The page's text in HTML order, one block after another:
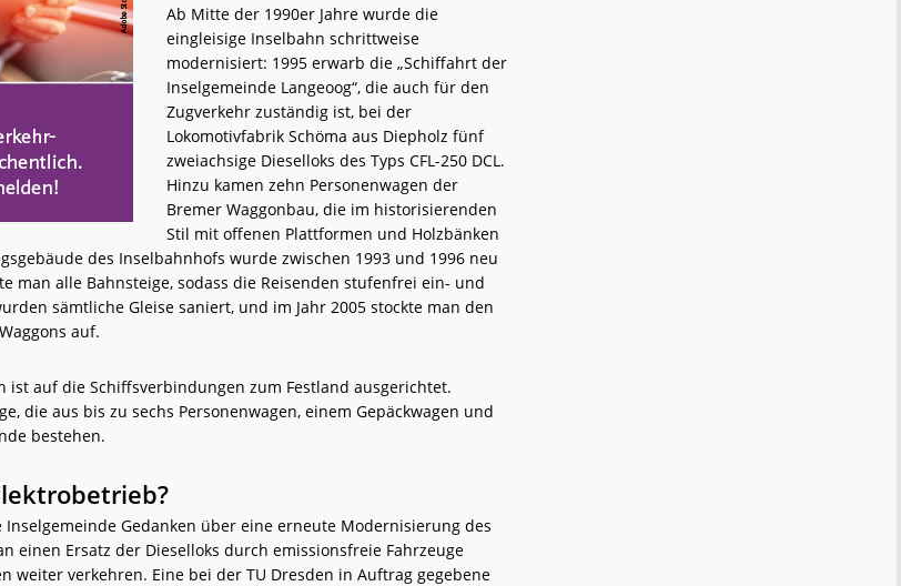
Ab Mitte der 1990er Jahre wurde die
eingleisige Inselbahn schrittweise
modernisiert: 1995 erwarb die „Schiffahrt der
Inselgemeinde Langeoog“, die auch für den
Zugverkehr zuständig ist, bei der
Lokomotivfabrik Schöma aus Diepholz fünf
zweiachsige Dieselloks des Typs CFL-250 DCL.
Hinzu kamen zehn Personenwagen der
Bremer Waggonbau, die im historisierenden
Stil mit offenen Plattformen und Holzbänken
des Inselbahnhofs wurde zwischen 1993 und 1996 neu
man alle Bahnsteige, sodass die Reisenden stufenfrei ein- und
sämtliche Gleise saniert, und im Jahr 2005 stockte man den
auf.
ist auf die Schiffsverbindungen zum Festland ausgerichtet.
die aus bis zu sechs Personenwagen, einem Gepäckwagen und
bestehen.
Gedanken über eine erneute Modernisierung des
einen Ersatz der Dieselloks durch emissionsfreie Fahrzeuge
weiter verkehren. Eine bei der TU Dresden in Auftrag gegebene